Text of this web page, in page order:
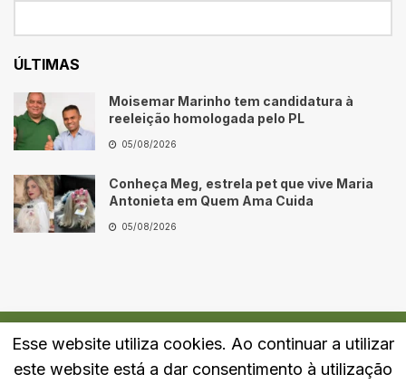
ÚLTIMAS
Moisemar Marinho tem candidatura à
reeleição homologada pelo PL
05/08/2026
Conheça Meg, estrela pet que vive Maria
Antonieta em Quem Ama Cuida
05/08/2026
Quem Somos Fale Conosco Política de Privacidade
Esse website utiliza cookies. Ao continuar a utilizar
este website está a dar consentimento à utilização